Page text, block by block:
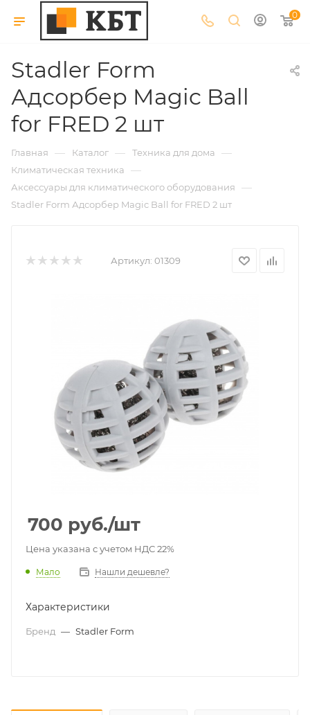
0
Stadler Form
Адсорбер Magic Ball
for FRED 2 шт
Главная — Каталог — Техника для дома —
Климатическая техника —
Аксессуары для климатического оборудования —
Stadler Form Адсорбер Magic Ball for FRED 2 шт
Артикул: 01309
700 руб./шт
Цена указана с учетом НДС 22%
Мало Нашли дешевле?
Характеристики
Бренд — Stadler Form